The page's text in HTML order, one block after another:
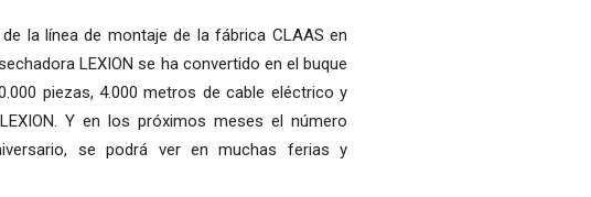
la línea de montaje de la fábrica CLAAS en
LEXION se ha convertido en el buque
piezas, 4.000 metros de cable eléctrico y
Y en los próximos meses el número
se podrá ver en muchas ferias y